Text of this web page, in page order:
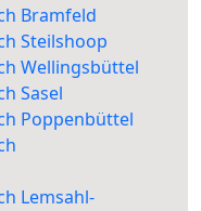
Bramfeld
Steilshoop
Wellingsbüttel
Sasel
Poppenbüttel
Lemsahl-